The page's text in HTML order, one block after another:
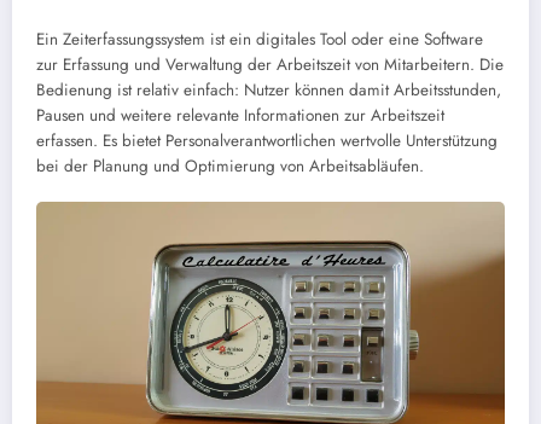
Ein Zeiterfassungssystem ist ein digitales Tool oder eine Software
zur Erfassung und Verwaltung der Arbeitszeit von Mitarbeitern. Die
Bedienung ist relativ einfach: Nutzer können damit Arbeitsstunden,
Pausen und weitere relevante Informationen zur Arbeitszeit
erfassen. Es bietet Personalverantwortlichen wertvolle Unterstützung
bei der Planung und Optimierung von Arbeitsabläufen.